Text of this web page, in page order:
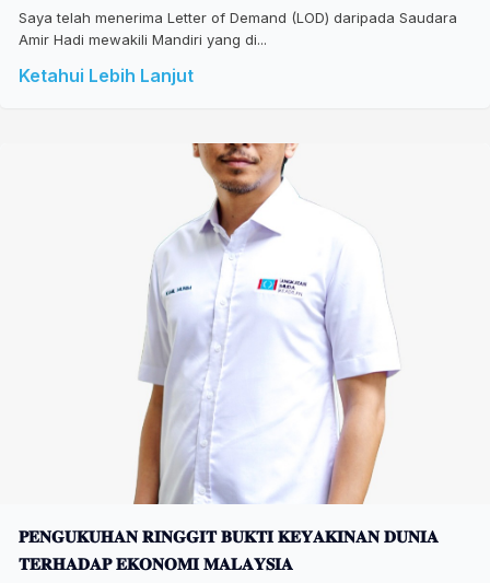
Saya telah menerima Letter of Demand (LOD) daripada Saudara
Amir Hadi mewakili Mandiri yang di...
Ketahui Lebih Lanjut
𝐏𝐄𝐍𝐆𝐔𝐊𝐔𝐇𝐀𝐍 𝐑𝐈𝐍𝐆𝐆𝐈𝐓 𝐁𝐔𝐊𝐓𝐈 𝐊𝐄𝐘𝐀𝐊𝐈𝐍𝐀𝐍 𝐃𝐔𝐍𝐈𝐀
𝐓𝐄𝐑𝐇𝐀𝐃𝐀𝐏 𝐄𝐊𝐎𝐍𝐎𝐌𝐈 𝐌𝐀𝐋𝐀𝐘𝐒𝐈𝐀